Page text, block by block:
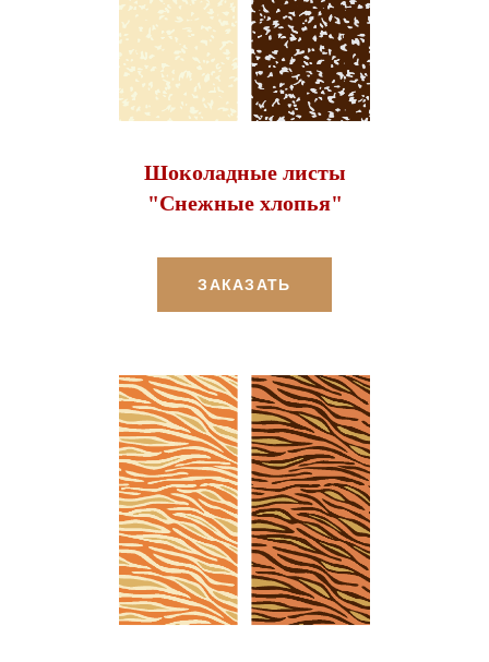
Шоколадные листы
"Снежные хлопья"
ЗАКАЗАТЬ